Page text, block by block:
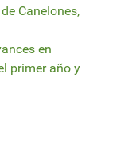
Canelones,
en
primer año y